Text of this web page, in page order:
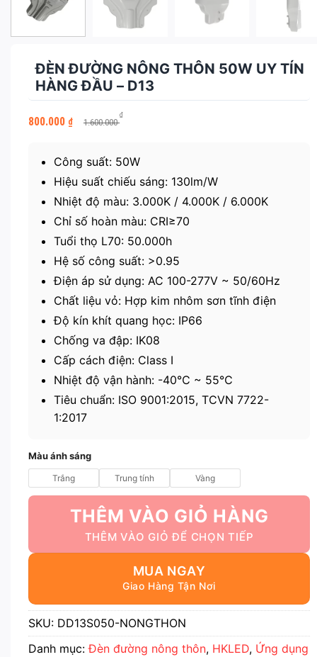
ĐÈN ĐƯỜNG NÔNG THÔN 50W UY TÍN
HÀNG ĐẦU – D13
1.600.000
₫
Giá
gốc
800.000 ₫
Giá
hiện
800.000 ₫.
Công suất: 50W
Hiệu suất chiếu sáng: 130lm/W
Nhiệt độ màu: 3.000K / 4.000K / 6.000K
Chỉ số hoàn màu: CRI≥70
Tuổi thọ L70: 50.000h
Hệ số công suất: >0.95
Điện áp sử dụng: AC 100-277V ~ 50/60Hz
Chất liệu vỏ: Hợp kim nhôm sơn tĩnh điện
Độ kín khít quang học: IP66
Chống va đập: IK08
Cấp cách điện: Class I
Nhiệt độ vận hành: -40℃ ~ 55℃
Tiêu chuẩn: ISO 9001:2015, TCVN 7722-
1:2017
Màu ánh sáng
Trắng Trung tính Vàng
THÊM VÀO GIỎ HÀNG
MUA NGAY
SKU: DD13S050-NONGTHON
Danh mục:Đèn đường nông thôn, HKLED, Ứng dụng